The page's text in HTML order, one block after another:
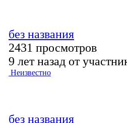
без названия
2431 просмотров
9 лет назад от
Неизвестно
без названия